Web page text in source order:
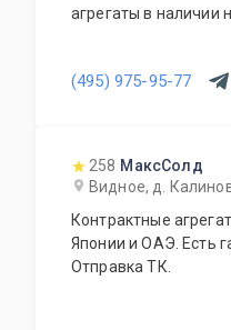
агрегаты в наличии
(495) 975-95-77
258 МаксСолд
Видное, д.
Контрактные
Японии и ОАЭ. Есть
Отправка ТК.